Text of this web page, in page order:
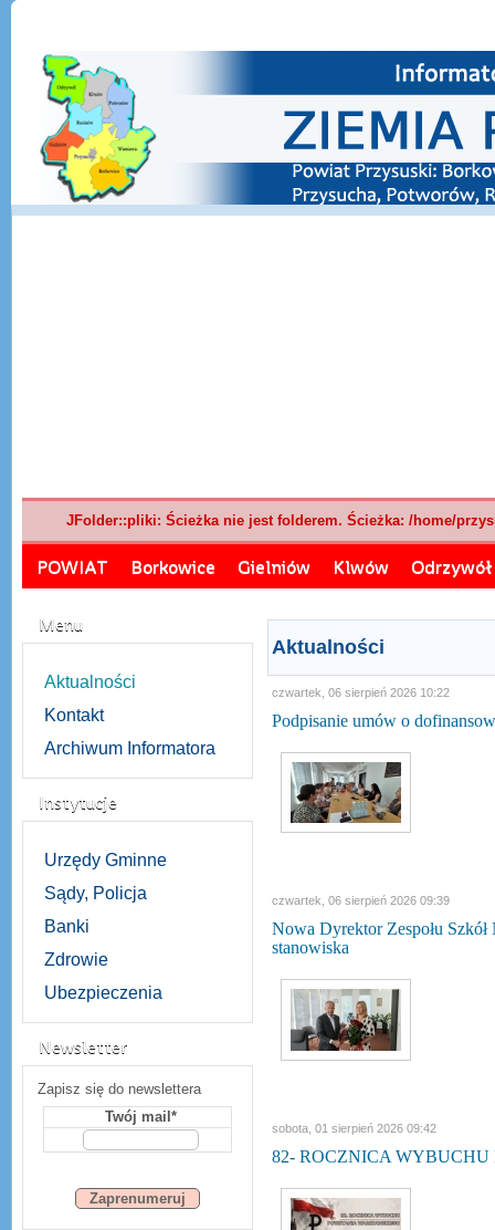
JFolder::pliki: Ścieżka nie jest folderem. Ścieżka: /home/
POWIAT Borkowice Gielniów Klwów Odrzywół
Menu
Aktualności
Kontakt
Archiwum Informatora
Instytucje
Urzędy Gminne
Sądy, Policja
Banki
Zdrowie
Ubezpieczenia
Newsletter
Zapisz się do newslettera
Twój mail*
Aktualności
czwartek, 06 sierpień 2026 10:22
Podpisanie umów o
czwartek, 06 sierpień 2026 09:39
Nowa Dyrektor Zespołu
stanowiska
sobota, 01 sierpień 2026 09:42
82- ROCZNICA WYBUCHU